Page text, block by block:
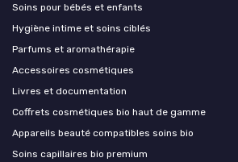
Soins pour bébés et enfants
Hygiène intime et soins ciblés
Parfums et aromathérapie
Accessoires cosmétiques
Livres et documentation
Coffrets cosmétiques bio haut de gamme
Appareils beauté compatibles soins bio
Soins capillaires bio premium